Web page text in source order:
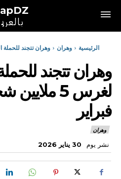
الرئيسية وهران
وهران تتجند
فبراير
وهران
نشر يوم 30 يناير 2026